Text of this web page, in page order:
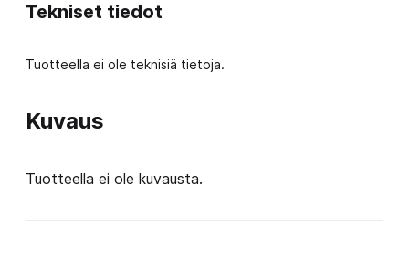
Kuvaus
Tuotteella ei ole kuvausta.
Tekniset tiedot
Tuotteella ei ole teknisiä tietoja.